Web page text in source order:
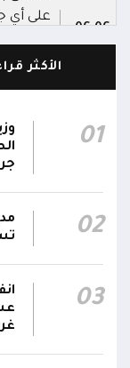
06:06
على أي
بمختلف
في
جديد
وحدة
حال
الأكثر
01
02
03